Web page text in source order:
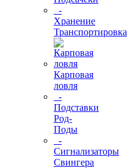
-
Хранение
Транспортировка
Карповая
ловля
-
Подставки
Род-
Поды
-
Сигнализаторы
Свингера